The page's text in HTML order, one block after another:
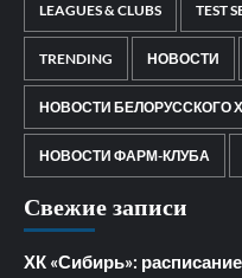
LEAGUES & CLUBS TEST
TRENDING НОВОСТИ
НОВОСТИ БЕЛОРУССКОГО
НОВОСТИ ФАРМ-КЛУБА
Свежие записи
ХК «Сибирь»: